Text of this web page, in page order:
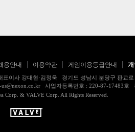
용안내 이용약관 게임이용등급안내
표이사 강대현·김정욱 경기도 성남시 분당구 판교
us@nexon.co.kr 사업자등록번호 : 220-87-17483
Corp. & VALVE Corp. All Rights Reserved.